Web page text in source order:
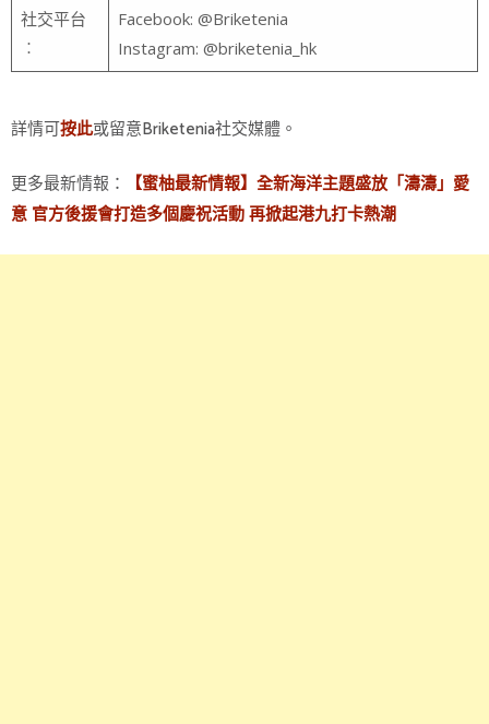
社交平台
︰
Facebook: @Briketenia
Instagram: @briketenia_hk
詳情可按此或留意Briketenia社交媒體。
更多最新情報：
【蜜柚最新情報】全新海洋主題盛放「濤濤」愛
意 官方後援會打造多個慶祝活動 再掀起港九打卡熱潮